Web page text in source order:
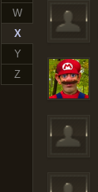
W
X
Y
Z